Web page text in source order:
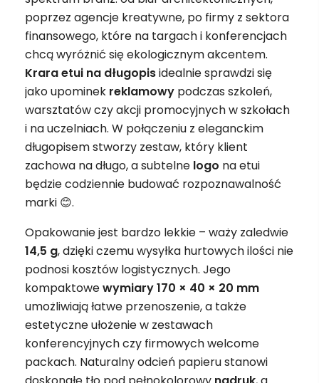
poprzez agencje kreatywne, po firmy z sektora
finansowego, które na targach i konferencjach
chcą wyróżnić się ekologicznym akcentem.
Krara etui na długopisidealnie sprawdzi się
jako upominek reklamowy podczas szkoleń,
warsztatów czy akcji promocyjnych w szkołach
i na uczelniach. W połączeniu z eleganckim
długopisem stworzy zestaw, który klient
zachowa na długo, a subtelne logo na etui
będzie codziennie budować rozpoznawalność
marki 😊.
Opakowanie jest bardzo lekkie – waży zaledwie
14,5 g, dzięki czemu wysyłka hurtowych ilości nie
podnosi kosztów logistycznych. Jego
kompaktowewymiary 170 × 40 × 20 mm
umożliwiają łatwe przenoszenie, a także
estetyczne ułożenie w zestawach
konferencyjnych czy firmowych welcome
packach. Naturalny odcień papieru stanowi